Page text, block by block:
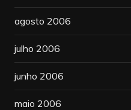
agosto 2006
julho 2006
junho 2006
maio 2006